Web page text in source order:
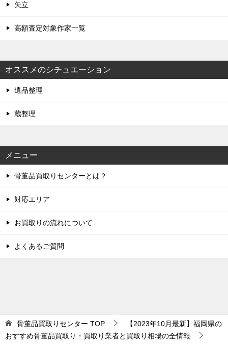
矢立
高額査定対象作家一覧
オススメのシチュエーション
遺品整理
蔵整理
メニュー
骨董品買取りセンターとは？
対応エリア
お買取りの流れについて
よくあるご質問
骨董品買取りセンター TOP
【2023年10月最新】福岡県の
おすすめ骨董品買取り・買取り業者と買取り相場の全情報